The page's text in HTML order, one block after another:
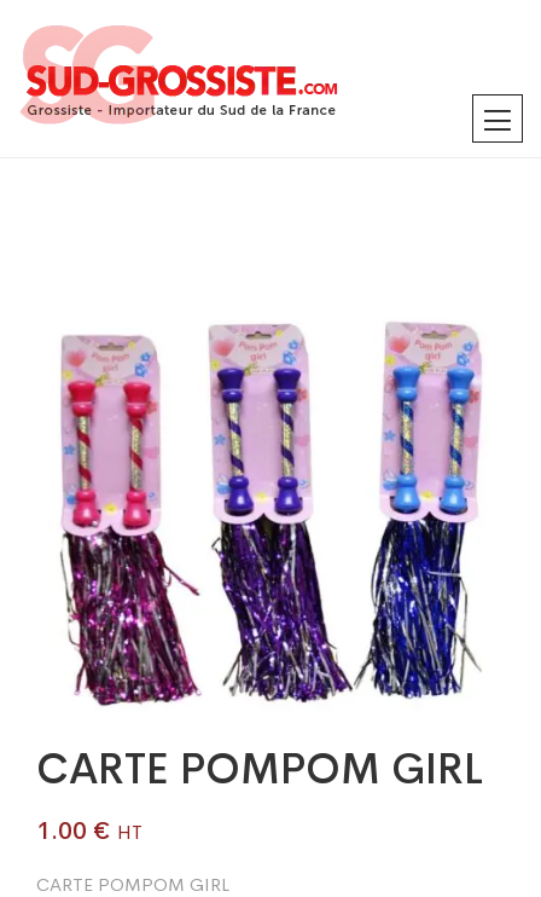
CARTE POMPOM GIRL
1.00 € HT
CARTE POMPOM GIRL